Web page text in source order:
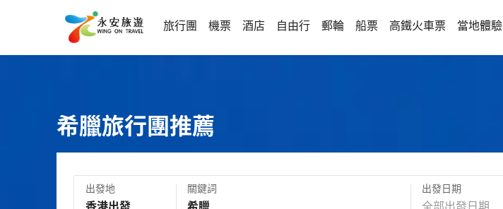
旅行團 機票 酒店 自由行 郵輪 船票 高鐵火車票 當地體驗
希臘旅行團推薦
出發地 關鍵詞 出發日期